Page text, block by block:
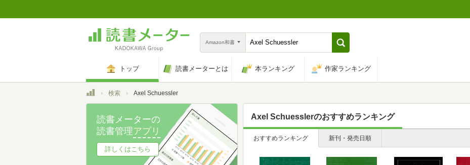
Amazon和書
トップ 読書メーターとは 本ランキング 作家ランキング
トップ検索 Axel Schuessler
Axel Schuesslerのおすすめランキング
おすすめランキング 新刊・発売日順
読書メーターの
読書管理アプリ
詳しくはこちら